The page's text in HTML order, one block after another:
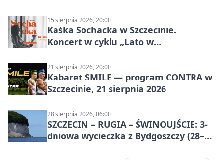
15 sierpnia 2026, 20:00
Kaśka Sochacka w Szczecinie.
Koncert w cyklu „Lato w
21 sierpnia 2026, 20:00
Kabaret SMILE — program CONTRA w
Szczecinie, 21 sierpnia 2026
28 sierpnia 2026, 06:00
SZCZECIN – RUGIA – ŚWINOUJŚCIE: 3-
dniowa wycieczka z Bydgoszczy (28–